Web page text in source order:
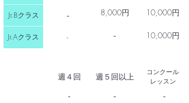
Jr.Bクラス
Jr.Aクラス
- 10,000​円
8,000​円
- - 10,000​円
​週４回
-
​週５回以上
-
​コンクール
レッスン
-